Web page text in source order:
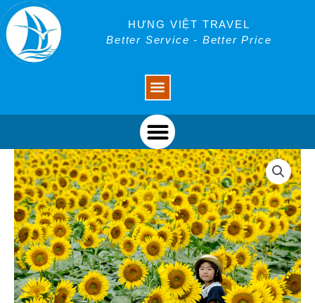
Skip
to
content
HƯNG VIỆT TRAVEL
Better Service - Better Price
Menu
Tour
Quảng
Bình
Nghệ
An
ngắm
hoa
Hướng
Dương
1